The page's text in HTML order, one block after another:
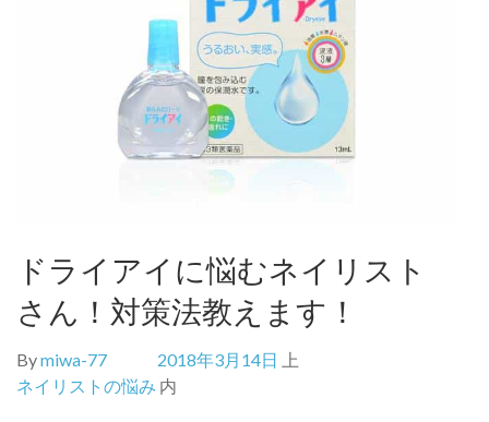
ドライアイに悩むネイリスト
さん！対策法教えます！
Bymiwa-77 2018年3月14日
上
ネイリストの悩み 内